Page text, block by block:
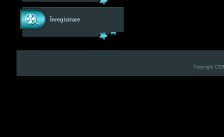
Înregistrare
Copyright